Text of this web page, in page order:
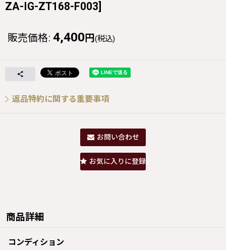
ZA-IG-ZT168-F003]
販売価格: 4,400 円 (税込)
返品特約に関する重要事項
お問い合わせ
お気に入りに登録
商品詳細
コンディション